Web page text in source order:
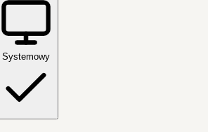
Systemowy